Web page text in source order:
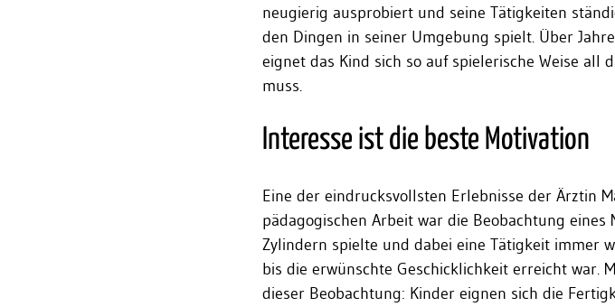
neugierig ausprobiert und seine Tätigkeiten
den Dingen in seiner Umgebung spielt. Über
eignet das Kind sich so auf spielerische Weise all
muss.
Interesse ist die beste Motivation
Eine der eindrucksvollsten Erlebnisse der Ärztin
pädagogischen Arbeit war die Beobachtung eines
Zylindern spielte und dabei eine Tätigkeit immer
bis die erwünschte Geschicklichkeit erreicht war.
dieser Beobachtung: Kinder eignen sich die